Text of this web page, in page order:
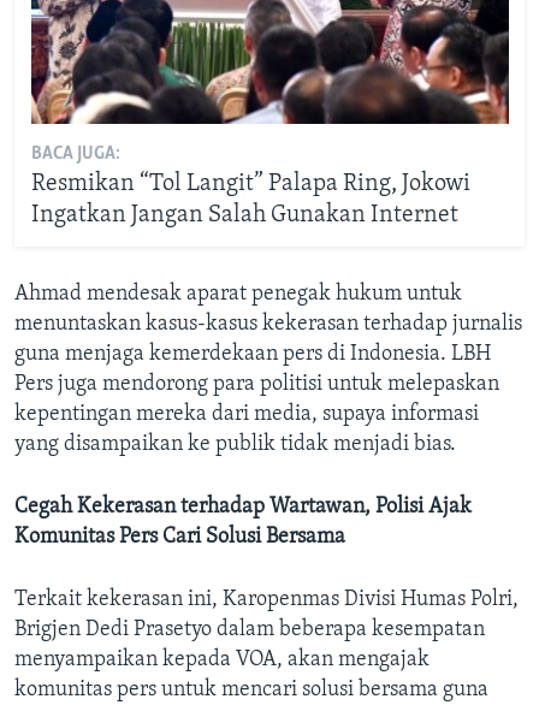
BACA JUGA:
Resmikan “Tol Langit” Palapa Ring, Jokowi
Ingatkan Jangan Salah Gunakan Internet
Ahmad mendesak aparat penegak hukum untuk
menuntaskan kasus-kasus kekerasan terhadap jurnalis
guna menjaga kemerdekaan pers di Indonesia. LBH
Pers juga mendorong para politisi untuk melepaskan
kepentingan mereka dari media, supaya informasi
yang disampaikan ke publik tidak menjadi bias.
Cegah Kekerasan terhadap Wartawan, Polisi Ajak
Komunitas Pers Cari Solusi Bersama
Terkait kekerasan ini, Karopenmas Divisi Humas Polri,
Brigjen Dedi Prasetyo dalam beberapa kesempatan
menyampaikan kepada VOA, akan mengajak
komunitas pers untuk mencari solusi bersama guna